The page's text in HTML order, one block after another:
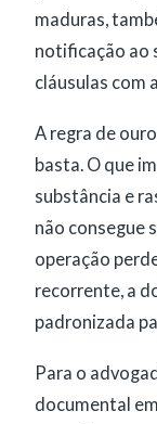
maduras,
notificação ao
cláusulas com
A regra de
basta. O que
substância e
não consegue
operação
recorrente, a
padronizada
Para o
documental